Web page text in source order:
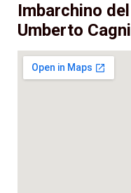
Imbarchino
Umberto